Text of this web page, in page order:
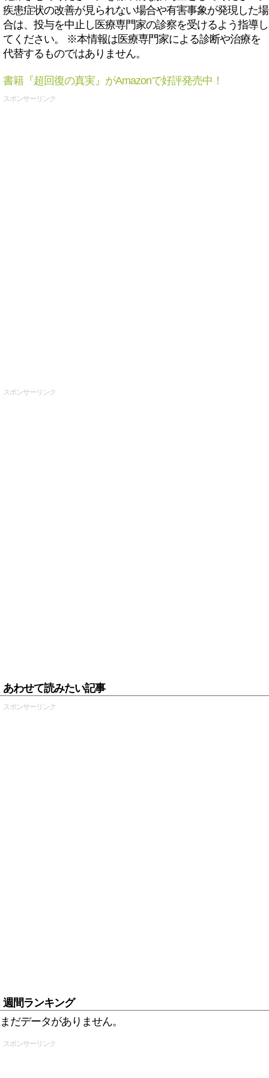
疾患症状の改善が見られない場合や有害事象が発現した場
合は、投与を中止し医療専門家の診察を受けるよう指導し
てください。 ※本情報は医療専門家による診断や治療を
代替するものではありません。
書籍『超回復の真実』がAmazonで好評発売中！
スポンサーリンク
スポンサーリンク
あわせて読みたい記事
スポンサーリンク
週間ランキング
まだデータがありません。
スポンサーリンク